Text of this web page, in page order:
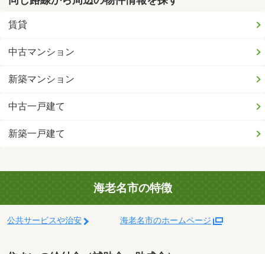
賃貸
中古マンション
新築マンション
中古一戸建て
新築一戸建て
海老名市の特徴
公共サービスや治安 海老名市のホームページ